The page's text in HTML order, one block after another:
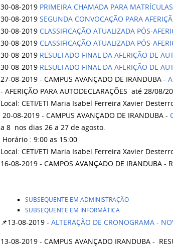
30-08-2019 PRIMEIRA CHAMADA PARA
30-08-2019 SEGUNDA CONVOCAÇÃO PARA
30-08-2019 CLASSIFICAÇÃO ATUALIZADA PÓS-
30-08-2019 CLASSIFICAÇÃO ATUALIZADA PÓS-
30-08-2019 RESULTADO FINAL DA AFERIÇÃO DE
30-08-2019 RESULTADO FINAL DA AFERIÇÃO DE
27-08-2019 - CAMPUS AVANÇADO DE IRANDUBA -
- AFERIÇÃO PARA AUTODECLARAÇÕES até 28/08/
Local: CETI/ETI Maria Isabel Ferreira Xavier
20-08-2019 - CAMPUS AVANÇADO DE IRANDUBA -
a 8 nos dias 26 a 27 de agosto.
Horário : 9:00 as 15:00
Local: CETI/ETI Maria Isabel Ferreira Xavier
16-08-2019 - CAMPOS AVANÇADO DE IRANDUBA -
SUBSEQUENTE EM ADMINISTRAÇÃO
SUBSEQUENTE EM INFORMÁTICA
📌13-08-2019 - ALTERAÇÃO DE CRONOGRAMA -
13-08-2019 - CAMPUS AVANÇADO IRANDUBA -